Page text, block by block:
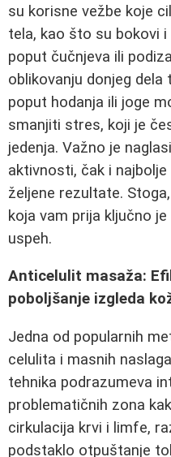
su korisne vežbe koje
tela, kao što su bokovi
poput čučnjeva ili
oblikovanju donjeg
poput hodanja ili joge
smanjiti stres, koji je
jedenja. Važno je
aktivnosti, čak i
željene rezultate.
koja vam prija ključno
uspeh.
Anticelulit masaža:
poboljšanje izgleda
Jedna od popularnih
celulita i masnih
tehnika podrazumeva
problematičnih zona
cirkulacija krvi i limfe,
podstaklo otpuštanje